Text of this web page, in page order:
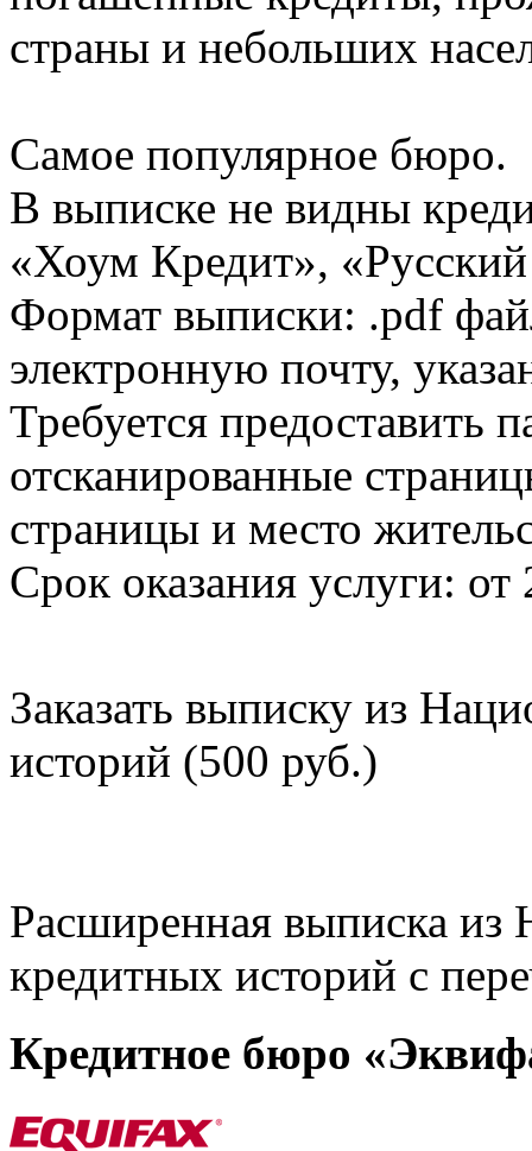
страны и небольших
Самое популярное бюро.
В выписке не видны
«Хоум Кредит»,
Формат выписки: .pdf
электронную почту,
Требуется предоставить
отсканированные
страницы и место
Срок оказания услуги: от
Заказать выписку из
историй (500 руб.)
Расширенная выписка из
кредитных историй с
Кредитное бюро